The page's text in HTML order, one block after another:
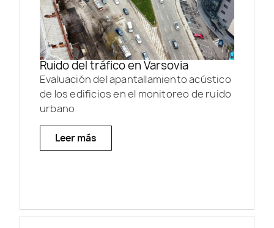
Ruido del tráfico en Varsovia
Evaluación del apantallamiento acústico
de los edificios en el monitoreo de ruido
urbano
Leer más